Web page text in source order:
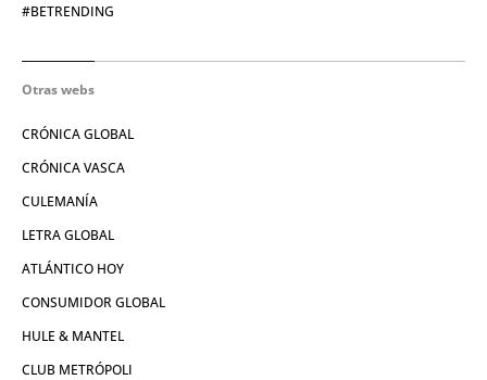
#BETRENDING
Otras webs
CRÓNICA GLOBAL
CRÓNICA VASCA
CULEMANÍA
LETRA GLOBAL
ATLÁNTICO HOY
CONSUMIDOR GLOBAL
HULE & MANTEL
CLUB METRÓPOLI